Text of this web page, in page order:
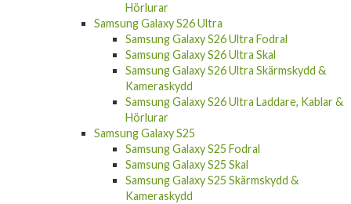
Hörlurar
Samsung Galaxy S26 Ultra
Samsung Galaxy S26 Ultra Fodral
Samsung Galaxy S26 Ultra Skal
Samsung Galaxy S26 Ultra Skärmskydd &
Kameraskydd
Samsung Galaxy S26 Ultra Laddare, Kablar &
Hörlurar
Samsung Galaxy S25
Samsung Galaxy S25 Fodral
Samsung Galaxy S25 Skal
Samsung Galaxy S25 Skärmskydd &
Kameraskydd